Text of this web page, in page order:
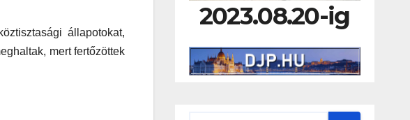
állapotokat,
mert fertőzöttek
2023.08.20-ig